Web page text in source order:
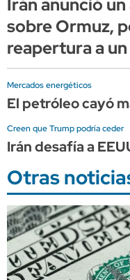
Irán anunció
sobre Ormuz,
reapertura a
Mercados energéticos
El petróleo cayó
Creen que Trump podría ceder
Irán desafía a
Otras